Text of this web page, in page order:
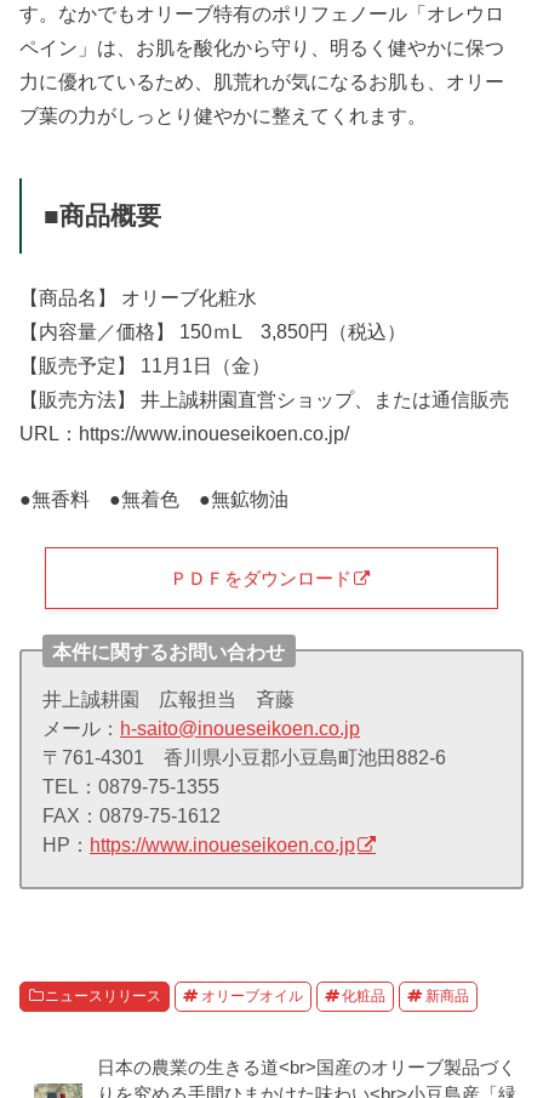
す。なかでもオリーブ特有のポリフェノール「オレウロ
ペイン」は、お肌を酸化から守り、明るく健やかに保つ
力に優れているため、肌荒れが気になるお肌も、オリー
ブ葉の力がしっとり健やかに整えてくれます。
■商品概要
【商品名】 オリーブ化粧水
【内容量／価格】 150ｍL 3,850円（税込）
【販売予定】 11月1日（金）
【販売方法】 井上誠耕園直営ショップ、または通信販売
URL：https://www.inoueseikoen.co.jp/
●無香料 ●無着色 ●無鉱物油
ＰＤＦをダウンロード
本件に関するお問い合わせ
井上誠耕園 広報担当 斉藤
メール： h-saito@inoueseikoen.co.jp
〒761-4301 香川県小豆郡小豆島町池田882-6
TEL：0879-75-1355
FAX：0879-75-1612
HP： https://www.inoueseikoen.co.jp
ニュースリリース オリーブオイル 化粧品 新商品
日本の農業の生きる道<br>国産のオリーブ製品づく
りを究める手間ひまかけた味わい<br>小豆島産「緑